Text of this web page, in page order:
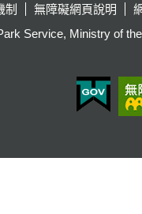
制 無障礙網頁說明
Service, Ministry of